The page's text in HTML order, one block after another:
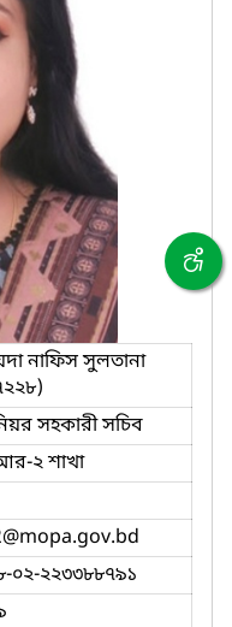
নাফিস সুলতানা
সহকারী সচিব
২ শাখা
@mopa.gov.bd
০২-২২৩৩৮৮৭৯১